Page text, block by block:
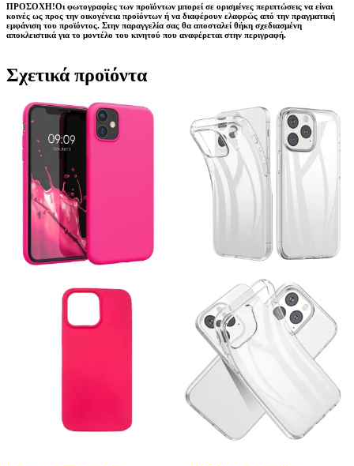
ΠΡΟΣΟΧΗ!Οι φωτογραφίες των προϊόντων μπορεί σε ορισμένες περιπτώσεις να είναι
κοινές ως προς την οικογένεια προϊόντων ή να διαφέρουν ελαφρώς από την πραγματική
εμφάνιση του προϊόντος. Στην παραγγελία σας θα αποσταλεί θήκη σχεδιασμένη
αποκλειστικά για το μοντέλο του κινητού που αναφέρεται στην περιγραφή.
Σχετικά προϊόντα